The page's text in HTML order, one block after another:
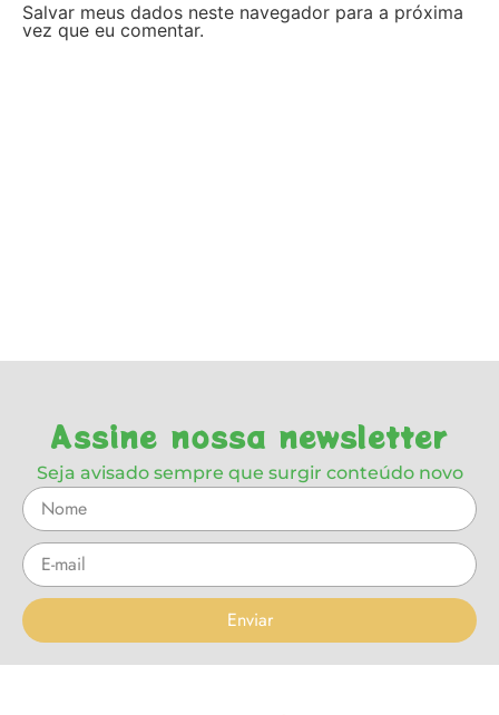
Salvar meus dados neste navegador para a próxima
vez que eu comentar.
Assine nossa newsletter
Seja avisado sempre que surgir conteúdo novo
Enviar